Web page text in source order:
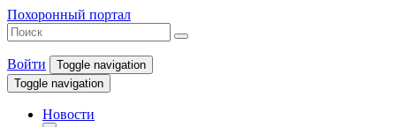
Похоронный портал
Войти
Toggle navigation
Toggle navigation
Новости